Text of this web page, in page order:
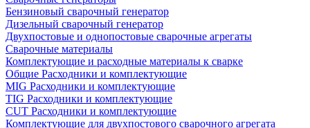
Бензиновый сварочный генератор
Дизельный сварочный генератор
Двухпостовые и однопостовые сварочные агрегаты
Сварочные материалы
Комплектующие и расходные материалы к сварке
Общие Расходники и комплектующие
MIG Расходники и комплектующие
TIG Расходники и комплектующие
CUT Расходники и комплектующие
Комплектующие для двухпостового сварочного агрегата